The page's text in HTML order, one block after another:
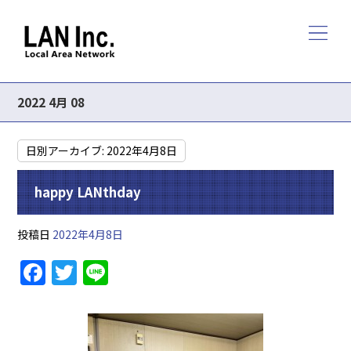
2022 4月 08
日別アーカイブ: 2022年4月8日
happy LANthday
投稿日 2022年4月8日
F
a
T
w
itte